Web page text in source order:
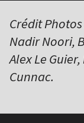
Crédit Photos
Nadir Noori,
Alex Le
Cunnac.